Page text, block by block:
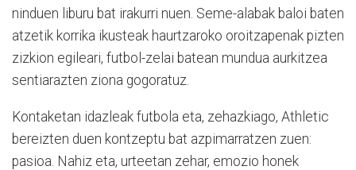
ninduen liburu bat irakurri nuen. Seme-alabak baloi baten
atzetik korrika ikusteak haurtzaroko oroitzapenak pizten
zizkion egileari, futbol-zelai batean mundua aurkitzea
sentiarazten ziona gogoratuz.
Kontaketan idazleak futbola eta, zehazkiago, Athletic
bereizten duen kontzeptu bat azpimarratzen zuen:
pasioa. Nahiz eta, urteetan zehar, emozio honek